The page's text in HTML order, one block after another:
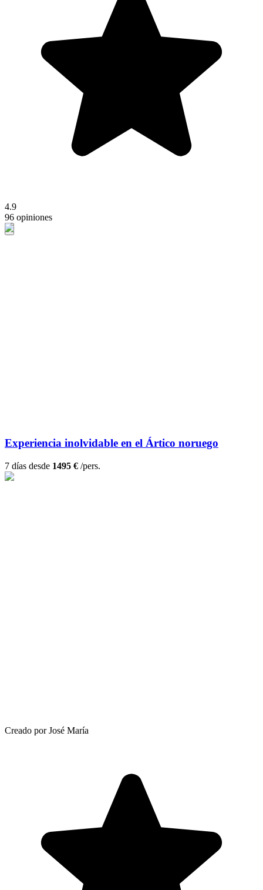
4.9
96 opiniones
Experiencia inolvidable en el Ártico noruego
7 días desde 1495 € /pers.
Creado por José María